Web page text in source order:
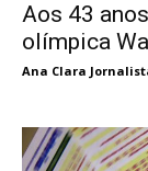
Aos 43
olímpica
Ana Clara